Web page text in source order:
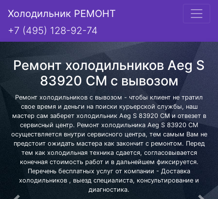
Холодильник РЕМОНТ
+7 (495) 128-92-74
Ремонт холодильников Aeg S
83920 CM с вывозом
Ремонт холодильников с вывозом - чтобы клиент не тратил
свое время и деньги на поиски курьерской службы, наш
мастер сам заберет холодильник Aeg S 83920 CM и отвезет в
сервисный центр. Ремонт холодильника Aeg S 83920 CM
осуществляется внутри сервисного центра, тем самым Вам не
предстоит ожидать мастера как закончит с ремонтом. Перед
тем как холодильная техника сдается, согласовывается
конечная стоимость работ и в дальнейшем фиксируется.
Перечень бесплатных услуг от компании - Доставка
холодильников , выезд специалиста, консультирование и
диагностика.